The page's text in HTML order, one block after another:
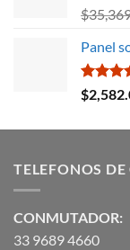
$
Panel
con
$
TELEFONOS
CONMUTADOR:
33 9689 4660